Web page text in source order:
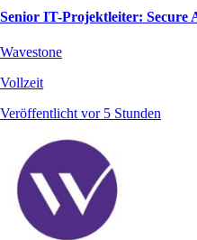
Senior IT-Projektleiter: Secure
Wavestone
Vollzeit
Veröffentlicht vor 5 Stunden